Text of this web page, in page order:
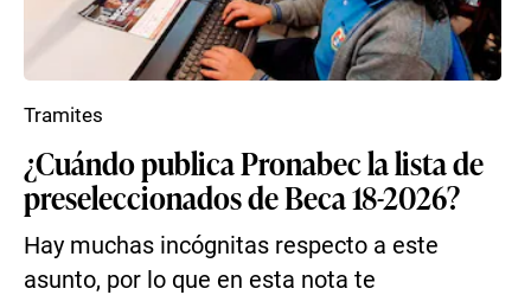
¿Cuándo publica Pronabec la lista de
preseleccionados de Beca 18-2026?
Hay muchas incógnitas respecto a este
asunto, por lo que en esta nota te
Tramites